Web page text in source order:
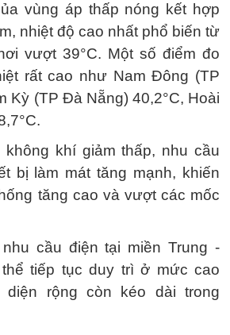
vùng áp thấp nóng kết hợp
nhiệt độ cao nhất phổ biến từ
vượt 39°C. Một số điểm đo
rất cao như Nam Đông (TP
Kỳ (TP Đà Nẵng) 40,2°C, Hoài
khí giảm thấp, nhu cầu
bị làm mát tăng mạnh, khiến
tăng cao và vượt các mốc
cầu điện tại miền Trung -
tiếp tục duy trì ở mức cao
diện rộng còn kéo dài trong